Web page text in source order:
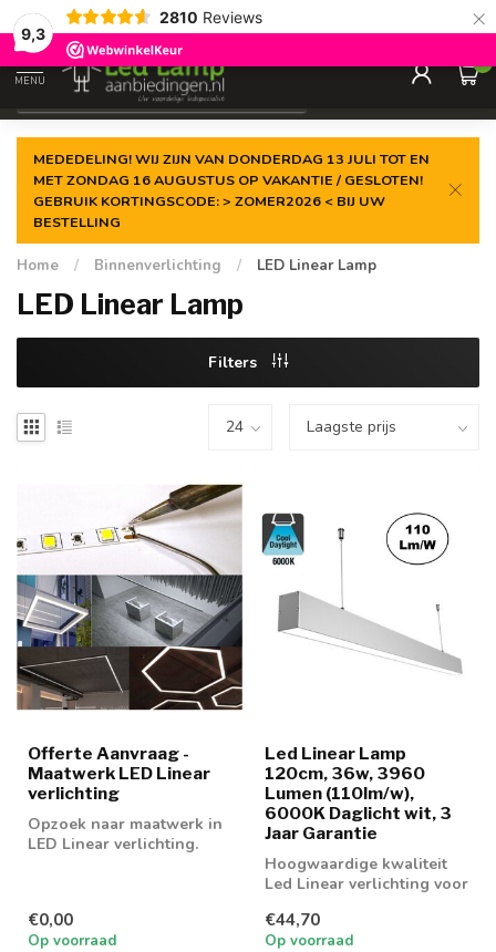
9,3
2810 Reviews ×
Gegarandeerde delaagste prijs
MENU
0
MEDEDELING! WIJ ZIJN VAN DONDERDAG 13 JULI TOT EN
MET ZONDAG 16 AUGUSTUS OP VAKANTIE / GESLOTEN!
GEBRUIK KORTINGSCODE: > ZOMER2026 < BIJ UW
BESTELLING
Home / Binnenverlichting / LED Linear Lamp
LED Linear Lamp
Filters
Offerte Aanvraag -
Maatwerk LED Linear
verlichting
Opzoek naar maatwerk in
LED Linear verlichting.
€0,00
Op voorraad
Led Linear Lamp
120cm, 36w, 3960
Lumen (110lm/w),
6000K Daglicht wit, 3
Jaar Garantie
Hoogwaardige kwaliteit
Led Linear verlichting voor
werkplaatsen en...
€44,70
Op voorraad